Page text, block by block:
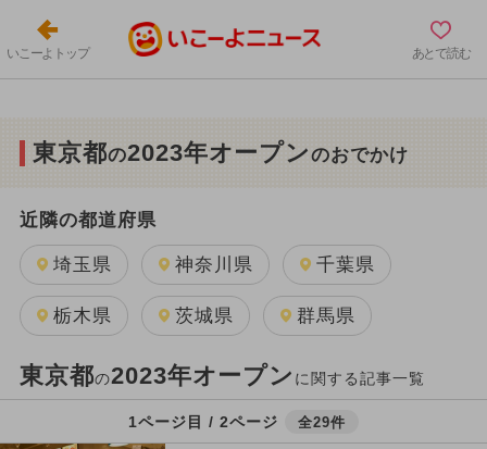
いこーよトップ あとで読む
東京都の2023年オープンのおでかけ
近隣の都道府県
埼玉県 神奈川県 千葉県
栃木県 茨城県 群馬県
東京都の2023年オープン に関する記事一覧
1ページ目 / 2ページ 全29件